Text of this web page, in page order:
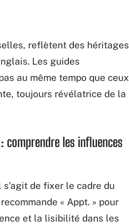
reflètent des héritages
Les guides
au même tempo que ceux
toujours révélatrice de la
comprendre les influences
de fixer le cadre du
« Appt. » pour
et la lisibilité dans les